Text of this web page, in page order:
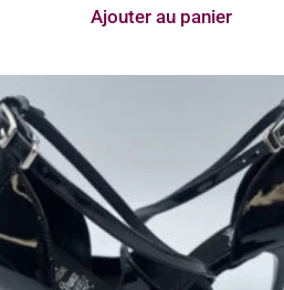
Ajouter au panier